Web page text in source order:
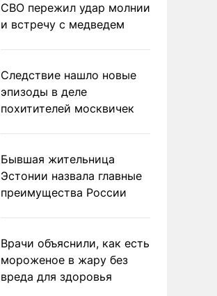
СВО пережил удар молнии
и встречу с медведем
Следствие нашло новые
эпизоды в деле
похитителей москвичек
Бывшая жительница
Эстонии назвала главные
преимущества России
Врачи объяснили, как есть
мороженое в жару без
вреда для здоровья